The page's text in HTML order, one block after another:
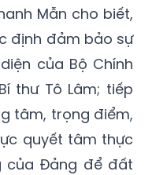
Mẫn cho biết,
định đảm bảo sự
của Bộ Chính
thư Tô Lâm; tiếp
tâm, trọng điểm,
quyết tâm thực
của Đảng để đất